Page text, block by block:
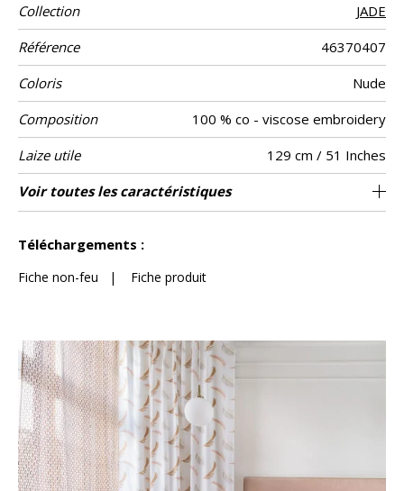
Collection
JADE
Référence
46370407
Coloris
Nude
Composition
100 % co - viscose embroidery
Laize utile
129 cm / 51 Inches
Raccord
Raccord droit
Sens De large
Poids g/m² 265
Usage
Entretien
Pays d'origine Inde
Rapport
Horizontal
21 cm / 8 Inches
Rapport
Vertical
40 cm / 16 Inches
Voir toutes les caractéristiques
Téléchargements :
Fiche non-feu | Fiche produit